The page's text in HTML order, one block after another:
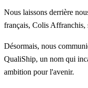
Nous laissons derrière
français, Colis Affranchis,
Désormais, nous
QualiShip, un nom qui
ambition pour l'avenir.